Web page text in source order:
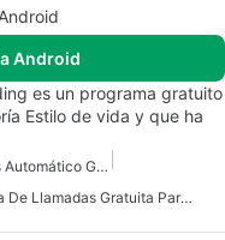
Android
es un programa gratuito
Estilo de vida y que ha
Grabador De Llamadas Automático Gratuito Para Android
Grabadora De Llamadas Gratuita Para Android